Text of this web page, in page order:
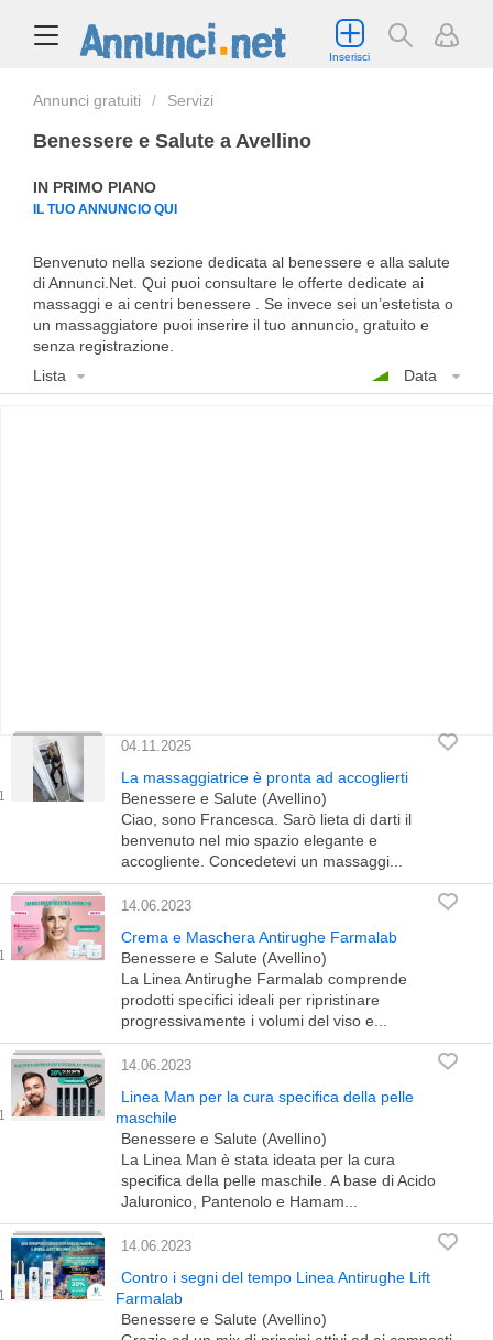
Inserisci
Annunci gratuiti Servizi
Benessere e Salute a Avellino
IN PRIMO PIANO
IL TUO ANNUNCIO QUI
Benvenuto nella sezione dedicata al benessere e alla salute
di Annunci.Net. Qui puoi consultare le offerte dedicate ai
massaggi e ai centri benessere . Se invece sei un’estetista o
un massaggiatore puoi inserire il tuo annuncio, gratuito e
senza registrazione.
Lista
Data
04.11.2025
La massaggiatrice è pronta ad accoglierti
Benessere e Salute (Avellino)
Ciao, sono Francesca. Sarò lieta di darti il
benvenuto nel mio spazio elegante e
accogliente. Concedetevi un massaggi...
14.06.2023
Crema e Maschera Antirughe Farmalab
Benessere e Salute (Avellino)
La Linea Antirughe Farmalab comprende
prodotti specifici ideali per ripristinare
progressivamente i volumi del viso e...
14.06.2023
Linea Man per la cura specifica della pelle
maschile
Benessere e Salute (Avellino)
La Linea Man è stata ideata per la cura
specifica della pelle maschile. A base di Acido
Jaluronico, Pantenolo e Hamam...
14.06.2023
Contro i segni del tempo Linea Antirughe Lift
Farmalab
Benessere e Salute (Avellino)